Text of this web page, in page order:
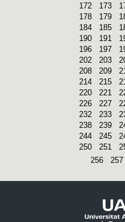
172
173
178
179
184
185
190
191
196
197
202
203
208
209
214
215
220
221
226
227
232
233
238
239
244
245
250
251
256
257